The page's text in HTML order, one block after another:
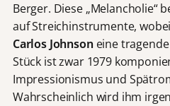
Berger. Diese „Melancholie“
auf Streichinstrumente,
Carlos Johnsoneine
Stück ist zwar 1979
Impressionismus und
Wahrscheinlich wird ihm